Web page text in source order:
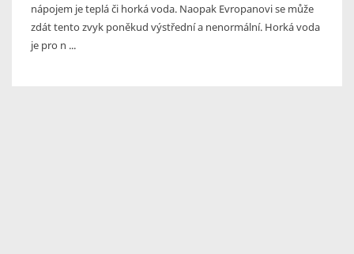
nápojem je teplá či horká voda. Naopak Evropanovi se může
zdát tento zvyk poněkud výstřední a nenormální. Horká voda
je pro n ...